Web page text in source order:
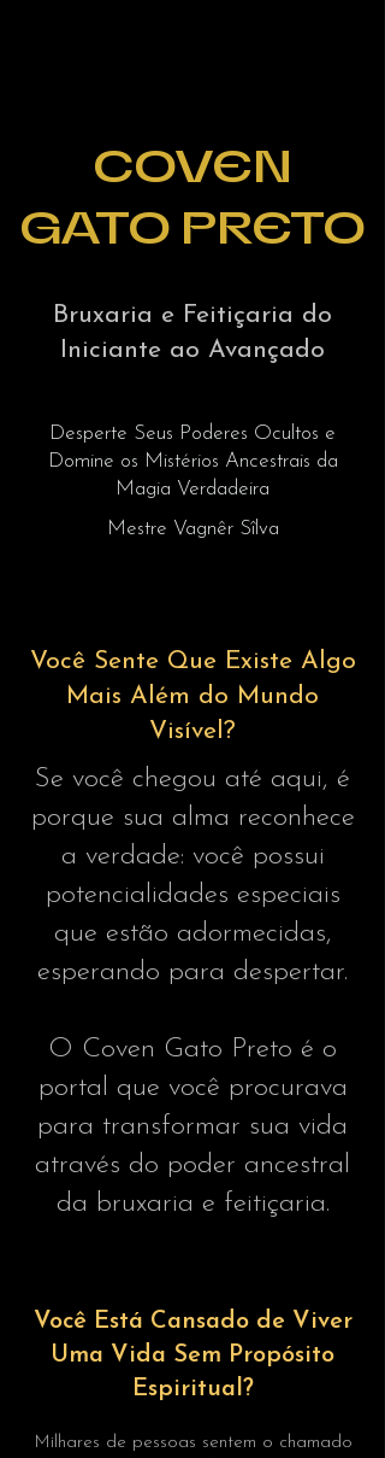
COVEN
GATO PRETO
Bruxaria e Feitiçaria do
Iniciante ao Avançado
Desperte Seus Poderes Ocultos e
Domine os Mistérios Ancestrais da
Magia Verdadeira
Mestre Vagnêr Sîlva
Você Sente Que Existe Algo
Mais Além do Mundo
Visível?
Se você chegou até aqui, é
porque sua alma reconhece
a verdade: você possui
potencialidades especiais
que estão adormecidas,
esperando para despertar.
O Coven Gato Preto é o
portal que você procurava
para transformar sua vida
através do poder ancestral
da bruxaria e feitiçaria.
Você Está Cansado de Viver
Uma Vida Sem Propósito
Espiritual?
Milhares de pessoas sentem o chamado